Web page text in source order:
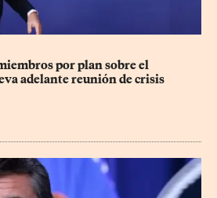
por plan sobre el
adelante reunión de crisis